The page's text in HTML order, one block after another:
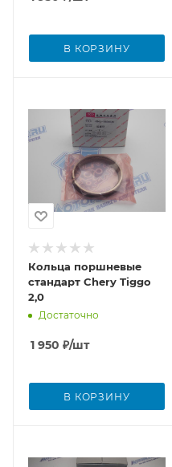
В КОРЗИНУ
Кольца поршневые
стандарт Chery Tiggo
2,0
Достаточно
1 950 ₽/шт
В КОРЗИНУ